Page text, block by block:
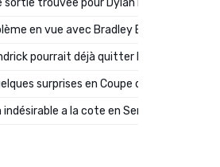
sortie trouvée pour Dylan Batubinsika
en vue avec Bradley Barcola ?
pourrait déjà quitter Lyon en janvier
surprises en Coupe de France
a la cote en Serie A